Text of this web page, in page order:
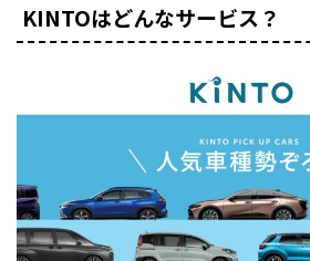
KINTOはどんなサービス？